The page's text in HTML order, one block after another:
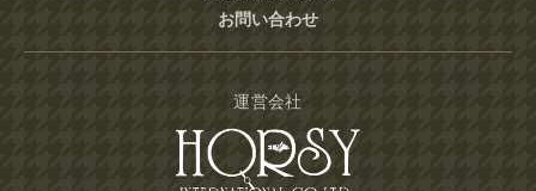
お問い合わせ
運営会社